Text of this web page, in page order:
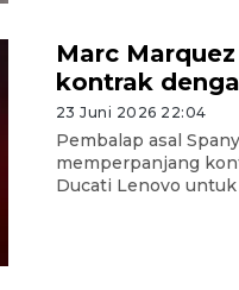
Marc
kontrak
23 Juni 2026 22:04
Pembalap asal
memperpanjang
Ducati Lenovo untuk